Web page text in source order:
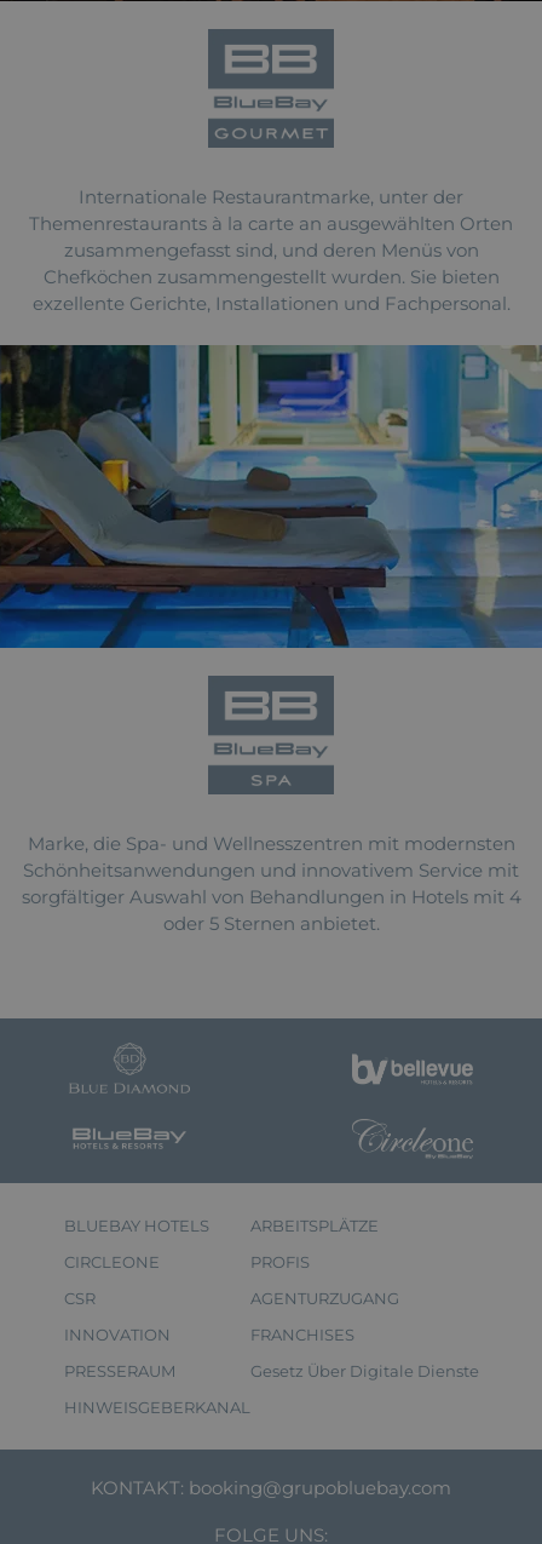
Internationale Restaurantmarke, unter der
Themenrestaurants à la carte an ausgewählten Orten
zusammengefasst sind, und deren Menüs von
Chefköchen zusammengestellt wurden. Sie bieten
exzellente Gerichte, Installationen und Fachpersonal.
Marke, die Spa- und Wellnesszentren mit modernsten
Schönheitsanwendungen und innovativem Service mit
sorgfältiger Auswahl von Behandlungen in Hotels mit 4
oder 5 Sternen anbietet.
BLUEBAY HOTELS
CIRCLEONE
CSR
INNOVATION
PRESSERAUM
HINWEISGEBERKANAL
ARBEITSPLÄTZE
PROFIS
AGENTURZUGANG
FRANCHISES
Gesetz Über Digitale Dienste
KONTAKT: booking@grupobluebay.com
FOLGE UNS: